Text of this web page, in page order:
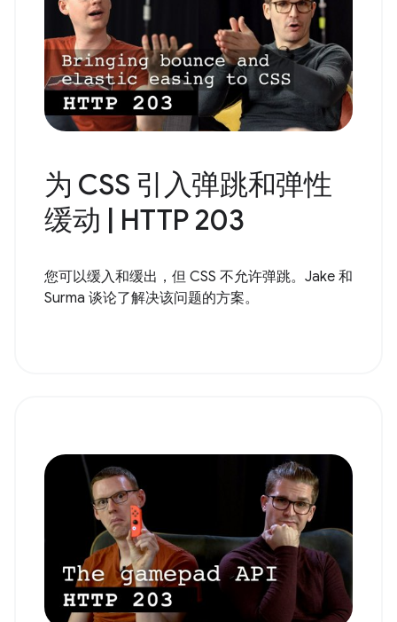
为 CSS 引入弹跳和弹性
缓动 | HTTP 203
您可以缓入和缓出，但 CSS 不允许弹跳。Jake 和
Surma 谈论了解决该问题的方案。